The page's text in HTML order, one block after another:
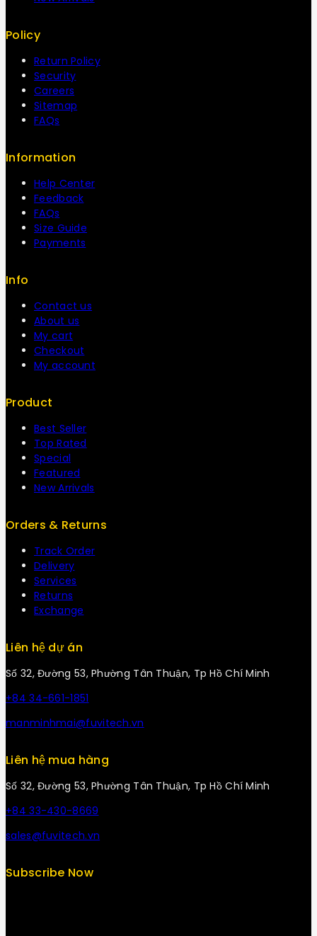
Policy
Return Policy
Security
Careers
Sitemap
FAQs
Information
Help Center
Feedback
FAQs
Size Guide
Payments
Info
Contact us
About us
My cart
Checkout
My account
Product
Best Seller
Top Rated
Special
Featured
New Arrivals
Orders & Returns
Track Order
Delivery
Services
Returns
Exchange
Liên hệ dự án
Số 32, Đường 53, Phường Tân Thuận, Tp Hồ Chí Minh
+84 34-661-1851
manminhmai@fuvitech.vn
Liên hệ mua hàng
Số 32, Đường 53, Phường Tân Thuận, Tp Hồ Chí Minh
+84 33-430-8669
sales@fuvitech.vn
Subscribe Now